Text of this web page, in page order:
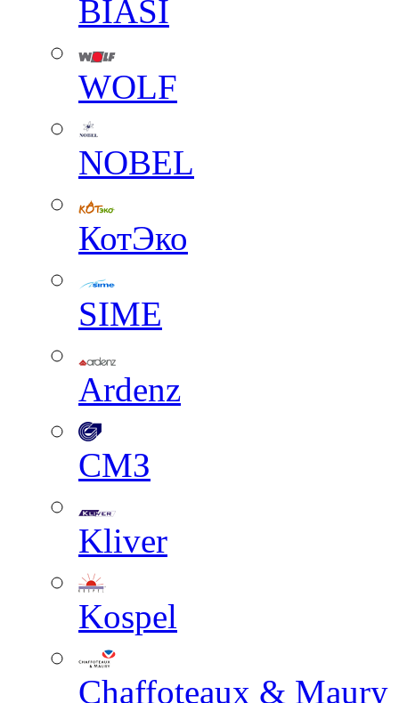
BIASI
WOLF
NOBEL
КотЭко
SIME
Ardenz
СМЗ
Kliver
Kospel
Chaffoteaux & Maury